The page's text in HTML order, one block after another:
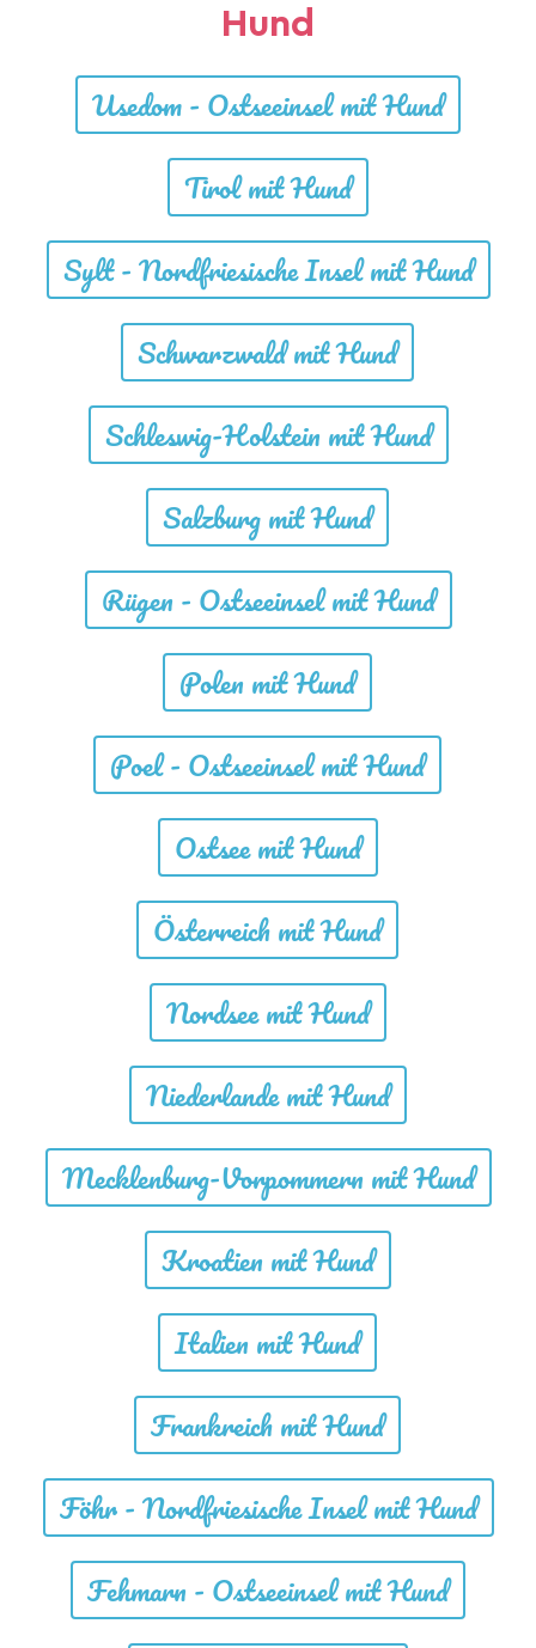
Hund
Usedom - Ostseeinsel mit Hund
Tirol mit Hund
Sylt - Nordfriesische Insel mit Hund
Schwarzwald mit Hund
Schleswig-Holstein mit Hund
Salzburg mit Hund
Rügen - Ostseeinsel mit Hund
Polen mit Hund
Poel - Ostseeinsel mit Hund
Ostsee mit Hund
Österreich mit Hund
Nordsee mit Hund
Niederlande mit Hund
Mecklenburg-Vorpommern mit Hund
Kroatien mit Hund
Italien mit Hund
Frankreich mit Hund
Föhr - Nordfriesische Insel mit Hund
Fehmarn - Ostseeinsel mit Hund